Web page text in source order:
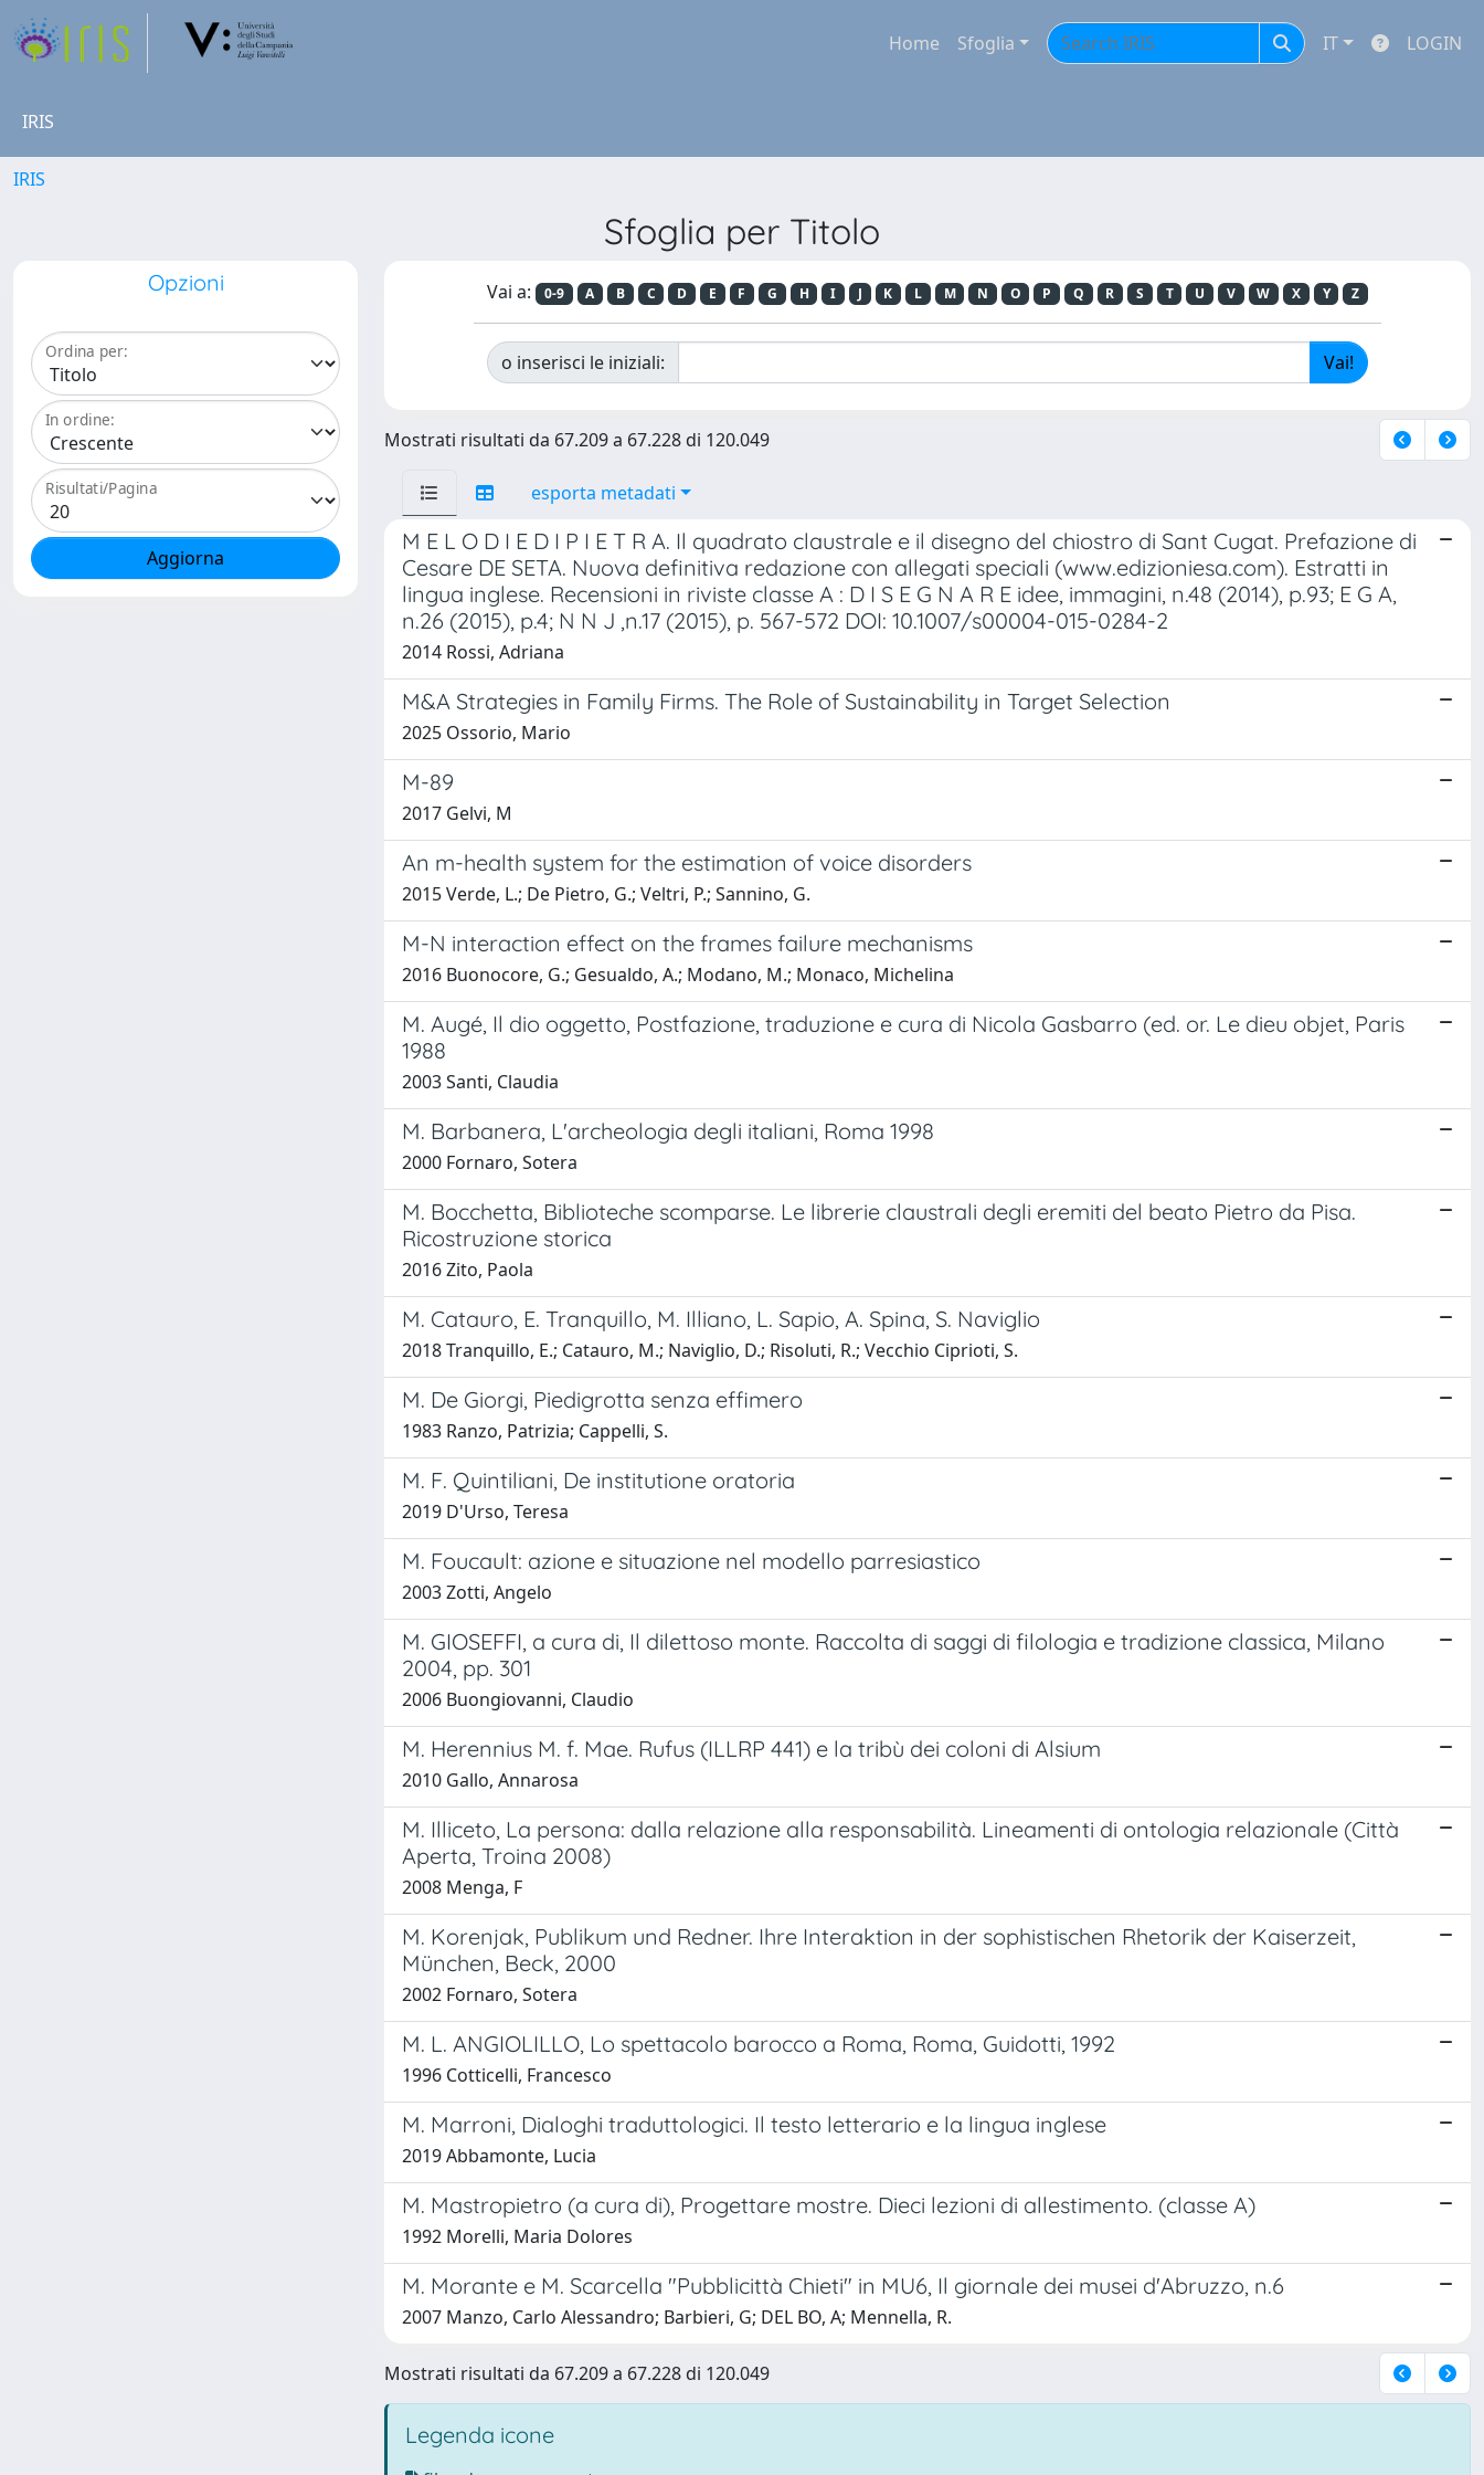
Home Sfoglia IT LOGIN
IRIS
IRIS
Sfoglia per Titolo
Opzioni
Ordina per:
In ordine:
Risultati/Pagina
Vai a: 0-9 A B C D E F G H I J K L M N O P Q R S T U V W X Y Z
o inserisci le iniziali:
Mostrati risultati da 67.209 a 67.228 di 120.049
esporta metadati
M E L O D I E D I P I E T R A. Il quadrato claustrale e il disegno del chiostro di Sant Cugat. Prefazione di
Cesare DE SETA. Nuova definitiva redazione con allegati speciali (www.edizioniesa.com). Estratti in
lingua inglese. Recensioni in riviste classe A : D I S E G N A R E idee, immagini, n.48 (2014), p.93; E G A,
n.26 (2015), p.4; N N J ,n.17 (2015), p. 567-572 DOI: 10.1007/s00004-015-0284-2
2014 Rossi, Adriana
M&A Strategies in Family Firms. The Role of Sustainability in Target Selection
2025 Ossorio, Mario
M-89
2017 Gelvi, M
An m-health system for the estimation of voice disorders
2015 Verde, L.; De Pietro, G.; Veltri, P.; Sannino, G.
M-N interaction effect on the frames failure mechanisms
2016 Buonocore, G.; Gesualdo, A.; Modano, M.; Monaco, Michelina
M. Augé, Il dio oggetto, Postfazione, traduzione e cura di Nicola Gasbarro (ed. or. Le dieu objet, Paris
1988
2003 Santi, Claudia
M. Barbanera, L'archeologia degli italiani, Roma 1998
2000 Fornaro, Sotera
M. Bocchetta, Biblioteche scomparse. Le librerie claustrali degli eremiti del beato Pietro da Pisa.
Ricostruzione storica
2016 Zito, Paola
M. Catauro, E. Tranquillo, M. Illiano, L. Sapio, A. Spina, S. Naviglio
2018 Tranquillo, E.; Catauro, M.; Naviglio, D.; Risoluti, R.; Vecchio Ciprioti, S.
M. De Giorgi, Piedigrotta senza effimero
1983 Ranzo, Patrizia; Cappelli, S.
M. F. Quintiliani, De institutione oratoria
2019 D'Urso, Teresa
M. Foucault: azione e situazione nel modello parresiastico
2003 Zotti, Angelo
M. GIOSEFFI, a cura di, Il dilettoso monte. Raccolta di saggi di filologia e tradizione classica, Milano
2004, pp. 301
2006 Buongiovanni, Claudio
M. Herennius M. f. Mae. Rufus (ILLRP 441) e la tribù dei coloni di Alsium
2010 Gallo, Annarosa
M. Illiceto, La persona: dalla relazione alla responsabilità. Lineamenti di ontologia relazionale (Città
Aperta, Troina 2008)
2008 Menga, F
M. Korenjak, Publikum und Redner. Ihre Interaktion in der sophistischen Rhetorik der Kaiserzeit,
München, Beck, 2000
2002 Fornaro, Sotera
M. L. ANGIOLILLO, Lo spettacolo barocco a Roma, Roma, Guidotti, 1992
1996 Cotticelli, Francesco
M. Marroni, Dialoghi traduttologici. Il testo letterario e la lingua inglese
2019 Abbamonte, Lucia
M. Mastropietro (a cura di), Progettare mostre. Dieci lezioni di allestimento. (classe A)
1992 Morelli, Maria Dolores
M. Morante e M. Scarcella "Pubblicittà Chieti" in MU6, Il giornale dei musei d'Abruzzo, n.6
2007 Manzo, Carlo Alessandro; Barbieri, G; DEL BO, A; Mennella, R.
Mostrati risultati da 67.209 a 67.228 di 120.049
Legenda icone